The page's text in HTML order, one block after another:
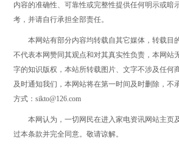
内容的准确性、可靠性或完整性提供任何明示或暗
考，并请自行承担全部责任。
本网站有部分内容均转载自其它媒体，转载目
不代表本网赞同其观点和对其真实性负责，本网站
字的知识版权，本站所转载图片、文字不涉及任何
及时通知我们，本网站将在第一时间及时删除，不
方式：sikto@126.com
本网认为，一切网民在进入家电资讯网站主页
过本条款并完全同意。敬请谅解。